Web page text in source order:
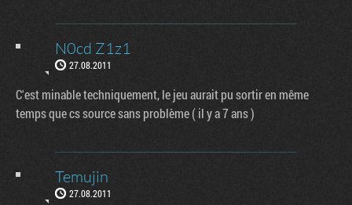
N0cd Z1z1
27.08.2011
C'est minable techniquement, le jeu aurait pu sortir en même
temps que cs source sans problème ( il y a 7 ans )
Temujin
27.08.2011